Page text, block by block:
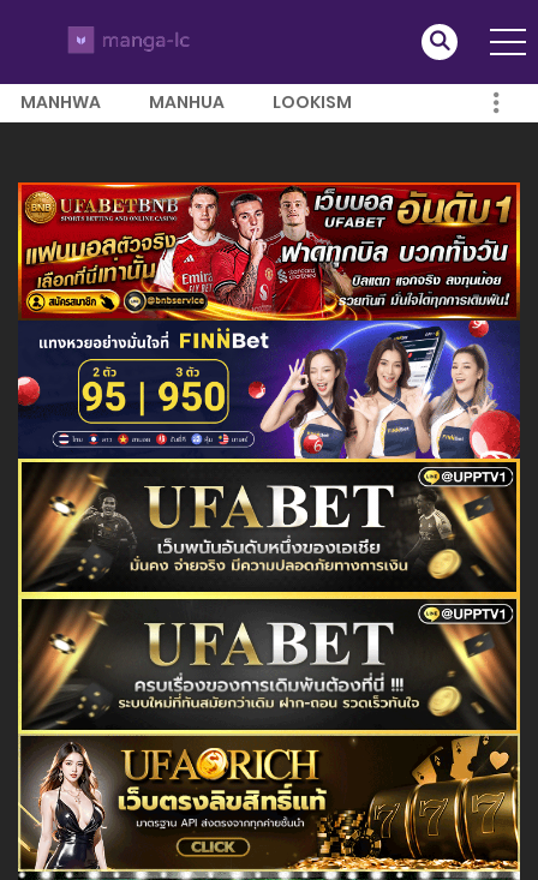
MANHWA MANHUA LOOKISM